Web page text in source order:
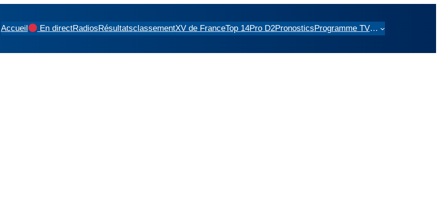
Accueil En directRadiosRésultatsclassementXV de FranceTop 14Pro D2PronosticsProgramme TV…